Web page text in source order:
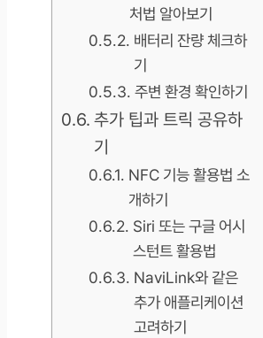
처법 알아보기
배터리 잔량 체크하
기
주변 환경 확인하기
추가 팁과 트릭 공유하
기
NFC 기능 활용법 소
개하기
Siri 또는 구글 어시
스턴트 활용법
NaviLink와 같은
추가 애플리케이션
고려하기